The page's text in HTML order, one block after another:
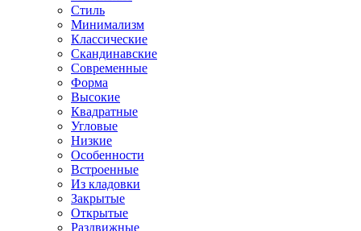
Стиль
Минимализм
Классические
Скандинавские
Современные
Форма
Высокие
Квадратные
Угловые
Низкие
Особенности
Встроенные
Из кладовки
Закрытые
Открытые
Раздвижные